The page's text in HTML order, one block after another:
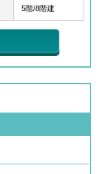
5階/8階建